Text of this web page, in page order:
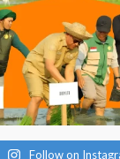
Follow on